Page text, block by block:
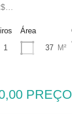
1
Área
37 M²